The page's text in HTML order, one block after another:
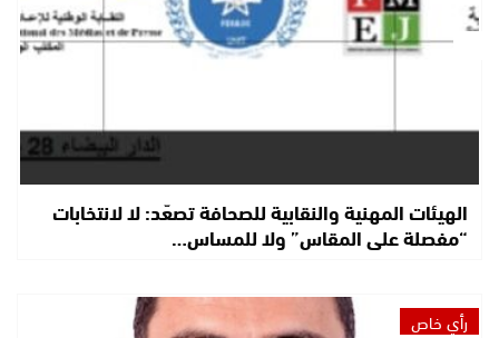
الهيئات المهنية والنقابية للصحافة تصعّد: لا لانتخابات
“مفصلة على المقاس” ولا للمساس…
رأي خاص